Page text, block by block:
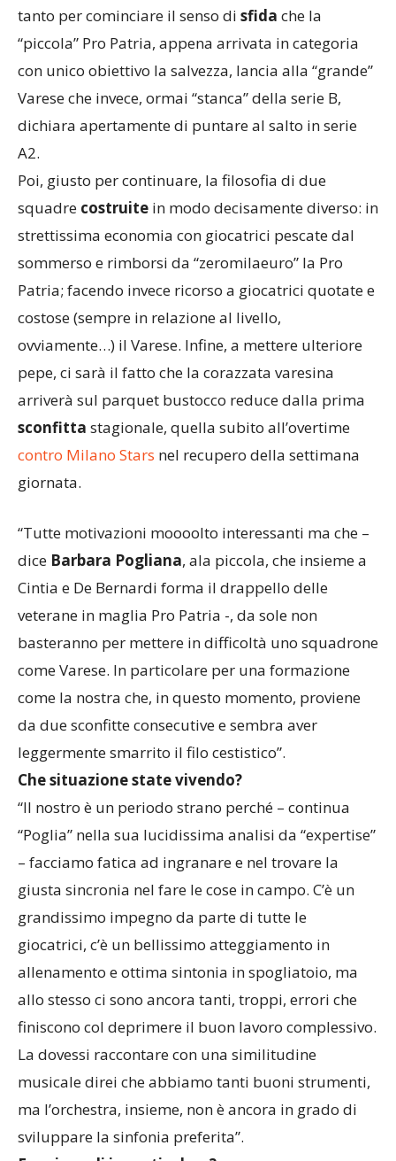
tanto per cominciare il senso di sfida che la
“piccola” Pro Patria, appena arrivata in categoria
con unico obiettivo la salvezza, lancia alla “grande”
Varese che invece, ormai “stanca” della serie B,
dichiara apertamente di puntare al salto in serie
A2.
Poi, giusto per continuare, la filosofia di due
squadre costruite in modo decisamente diverso: in
strettissima economia con giocatrici pescate dal
sommerso e rimborsi da “zeromilaeuro” la Pro
Patria; facendo invece ricorso a giocatrici quotate e
costose (sempre in relazione al livello,
ovviamente…) il Varese. Infine, a mettere ulteriore
pepe, ci sarà il fatto che la corazzata varesina
arriverà sul parquet bustocco reduce dalla prima
sconfitta stagionale, quella subito all’overtime
contro Milano Stars nel recupero della settimana
giornata.
“Tutte motivazioni moooolto interessanti ma che –
dice Barbara Pogliana, ala piccola, che insieme a
Cintia e De Bernardi forma il drappello delle
veterane in maglia Pro Patria -, da sole non
basteranno per mettere in difficoltà uno squadrone
come Varese. In particolare per una formazione
come la nostra che, in questo momento, proviene
da due sconfitte consecutive e sembra aver
leggermente smarrito il filo cestistico”.
Che situazione state vivendo?
“Il nostro è un periodo strano perché – continua
“Poglia” nella sua lucidissima analisi da “expertise”
– facciamo fatica ad ingranare e nel trovare la
giusta sincronia nel fare le cose in campo. C’è un
grandissimo impegno da parte di tutte le
giocatrici, c’è un bellissimo atteggiamento in
allenamento e ottima sintonia in spogliatoio, ma
allo stesso ci sono ancora tanti, troppi, errori che
finiscono col deprimere il buon lavoro complessivo.
La dovessi raccontare con una similitudine
musicale direi che abbiamo tanti buoni strumenti,
ma l’orchestra, insieme, non è ancora in grado di
sviluppare la sinfonia preferita”.